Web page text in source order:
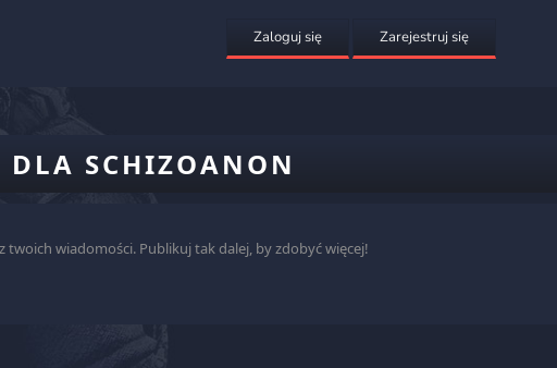
Zaloguj się Zarejestruj się
DLA SCHIZOANON
twoich wiadomości. Publikuj tak dalej, by zdobyć więcej!